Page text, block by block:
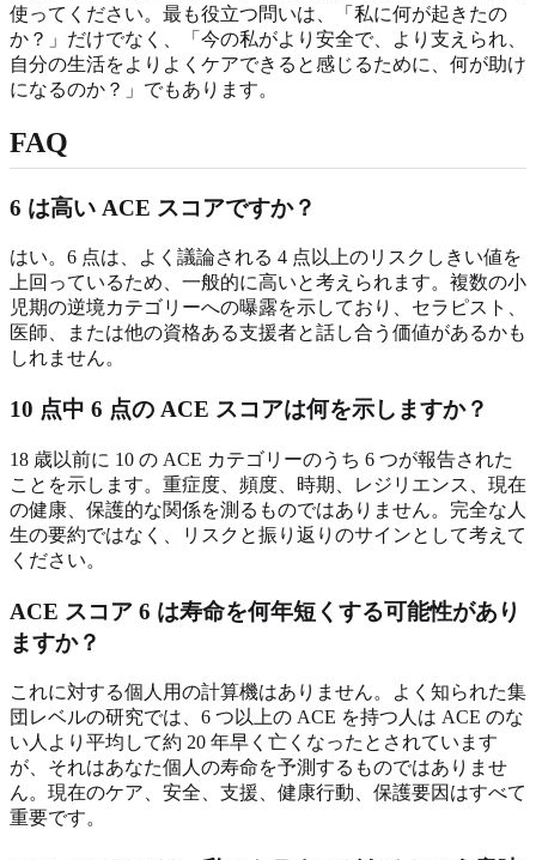
使ってください。最も役立つ問いは、「私に何が起きたの
か？」だけでなく、「今の私がより安全で、より支えられ、
自分の生活をよりよくケアできると感じるために、何が助け
になるのか？」でもあります。
FAQ
6 は高い ACE スコアですか？
はい。6 点は、よく議論される 4 点以上のリスクしきい値を
上回っているため、一般的に高いと考えられます。複数の小
児期の逆境カテゴリーへの曝露を示しており、セラピスト、
医師、または他の資格ある支援者と話し合う価値があるかも
しれません。
10 点中 6 点の ACE スコアは何を示しますか？
18 歳以前に 10 の ACE カテゴリーのうち 6 つが報告された
ことを示します。重症度、頻度、時期、レジリエンス、現在
の健康、保護的な関係を測るものではありません。完全な人
生の要約ではなく、リスクと振り返りのサインとして考えて
ください。
ACE スコア 6 は寿命を何年短くする可能性があり
ますか？
これに対する個人用の計算機はありません。よく知られた集
団レベルの研究では、6 つ以上の ACE を持つ人は ACE のな
い人より平均して約 20 年早く亡くなったとされています
が、それはあなた個人の寿命を予測するものではありませ
ん。現在のケア、安全、支援、健康行動、保護要因はすべて
重要です。